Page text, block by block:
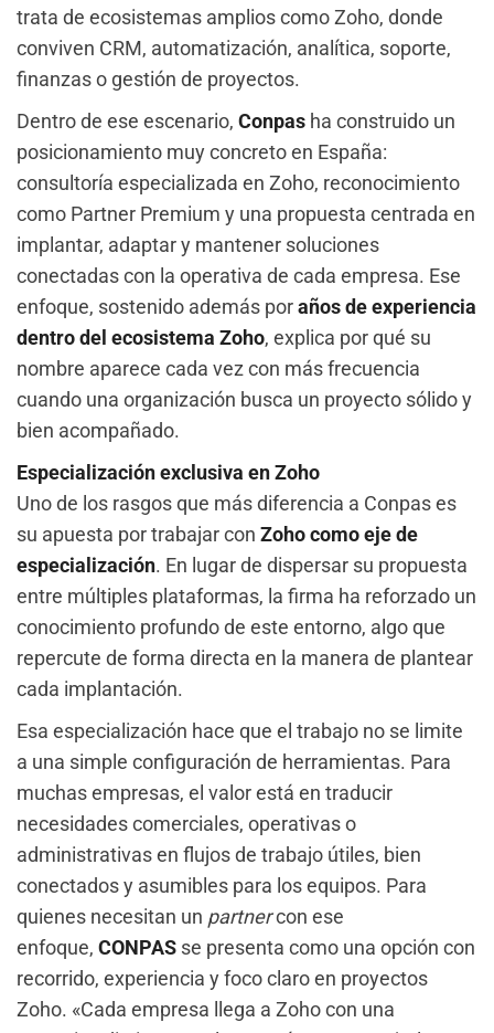
trata de ecosistemas amplios como Zoho, donde
conviven CRM, automatización, analítica, soporte,
finanzas o gestión de proyectos.
Dentro de ese escenario, Conpas ha construido un
posicionamiento muy concreto en España:
consultoría especializada en Zoho, reconocimiento
como Partner Premium y una propuesta centrada en
implantar, adaptar y mantener soluciones
conectadas con la operativa de cada empresa. Ese
enfoque, sostenido además poraños de experiencia
dentro del ecosistema Zoho, explica por qué su
nombre aparece cada vez con más frecuencia
cuando una organización busca un proyecto sólido y
bien acompañado.
Especialización exclusiva en Zoho
Uno de los rasgos que más diferencia a Conpas es
su apuesta por trabajar con Zoho como eje de
especialización. En lugar de dispersar su propuesta
entre múltiples plataformas, la firma ha reforzado un
conocimiento profundo de este entorno, algo que
repercute de forma directa en la manera de plantear
cada implantación.
Esa especialización hace que el trabajo no se limite
a una simple configuración de herramientas. Para
muchas empresas, el valor está en traducir
necesidades comerciales, operativas o
administrativas en flujos de trabajo útiles, bien
conectados y asumibles para los equipos. Para
quienes necesitan un partnercon ese
enfoque, CONPAS se presenta como una opción con
recorrido, experiencia y foco claro en proyectos
Zoho. «Cada empresa llega a Zoho con una